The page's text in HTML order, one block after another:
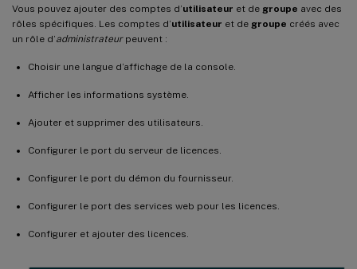
Vous pouvez ajouter des comptes d’utilisateur et de groupe avec des
rôles spécifiques. Les comptes d’utilisateur et de groupe créés avec
un rôle d’administrateurpeuvent :
Choisir une langue d’affichage de la console.
Afficher les informations système.
Ajouter et supprimer des utilisateurs.
Configurer le port du serveur de licences.
Configurer le port du démon du fournisseur.
Configurer le port des services web pour les licences.
Configurer et ajouter des licences.